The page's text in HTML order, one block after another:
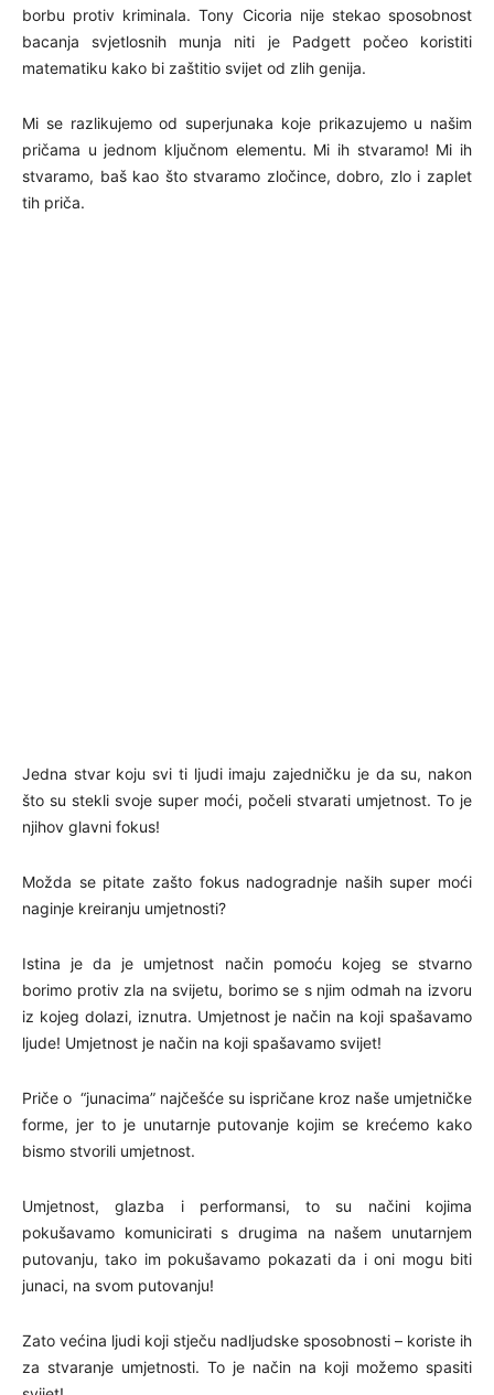
borbu protiv kriminala. Tony Cicoria nije stekao sposobnost
bacanja svjetlosnih munja niti je Padgett počeo koristiti
matematiku kako bi zaštitio svijet od zlih genija.
Mi se razlikujemo od superjunaka koje prikazujemo u našim
pričama u jednom ključnom elementu. Mi ih stvaramo! Mi ih
stvaramo, baš kao što stvaramo zločince, dobro, zlo i zaplet
tih priča.
Jedna stvar koju svi ti ljudi imaju zajedničku je da su, nakon
što su stekli svoje super moći, počeli stvarati umjetnost. To je
njihov glavni fokus!
Možda se pitate zašto fokus nadogradnje naših super moći
naginje kreiranju umjetnosti?
Istina je da je umjetnost način pomoću kojeg se stvarno
borimo protiv zla na svijetu, borimo se s njim odmah na izvoru
iz kojeg dolazi, iznutra. Umjetnost je način na koji spašavamo
ljude! Umjetnost je način na koji spašavamo svijet!
Priče o “junacima” najčešće su ispričane kroz naše umjetničke
forme, jer to je unutarnje putovanje kojim se krećemo kako
bismo stvorili umjetnost.
Umjetnost, glazba i performansi, to su načini kojima
pokušavamo komunicirati s drugima na našem unutarnjem
putovanju, tako im pokušavamo pokazati da i oni mogu biti
junaci, na svom putovanju!
Zato većina ljudi koji stječu nadljudske sposobnosti – koriste ih
za stvaranje umjetnosti. To je način na koji možemo spasiti